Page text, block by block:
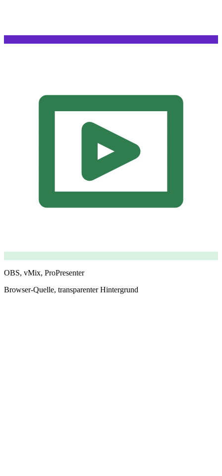
OBS, vMix, ProPresenter
Browser-Quelle, transparenter Hintergrund